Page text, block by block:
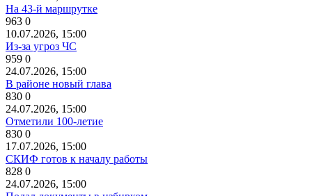
На 43-й маршрутке
963 0
10.07.2026, 15:00
Из-за угроз ЧС
959 0
24.07.2026, 15:00
В районе новый глава
830 0
24.07.2026, 15:00
Отметили 100-летие
830 0
17.07.2026, 15:00
СКИФ готов к началу работы
828 0
24.07.2026, 15:00